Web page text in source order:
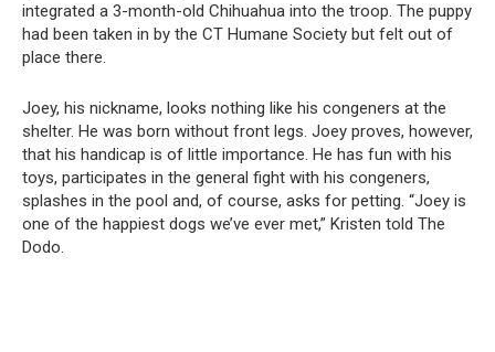
integrated a 3-month-old Chihuahua into the troop. The puppy
had been taken in by the CT Humane Society but felt out of
place there.
Joey, his nickname, looks nothing like his congeners at the
shelter. He was born without front legs. Joey proves, however,
that his handicap is of little importance. He has fun with his
toys, participates in the general fight with his congeners,
splashes in the pool and, of course, asks for petting. “Joey is
one of the happiest dogs we’ve ever met,” Kristen told The
Dodo.